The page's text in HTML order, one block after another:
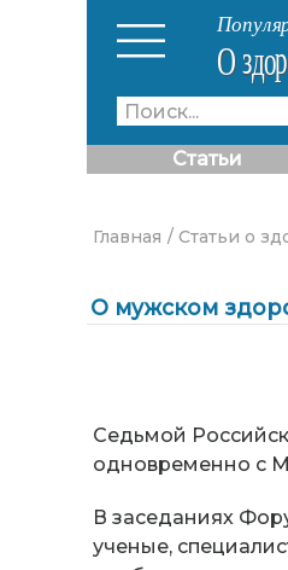
Статьи
Главная / Статьи о
О мужском
Седьмой
одновременно с
В заседаниях
ученые,